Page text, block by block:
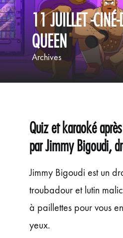
ACCUEIL
LES HORAIRES
À L’AFFICHE
PROCHAINEMENT
JEUNE PUBLIC ET ADOS
PRATIQUE
11 JUILLET -
QUEEN
Archives
Quiz et karaoké
par Jimmy Bigoudi,
Jimmy Bigoudi est un
troubadour et lutin
à paillettes pour vous
yeux.